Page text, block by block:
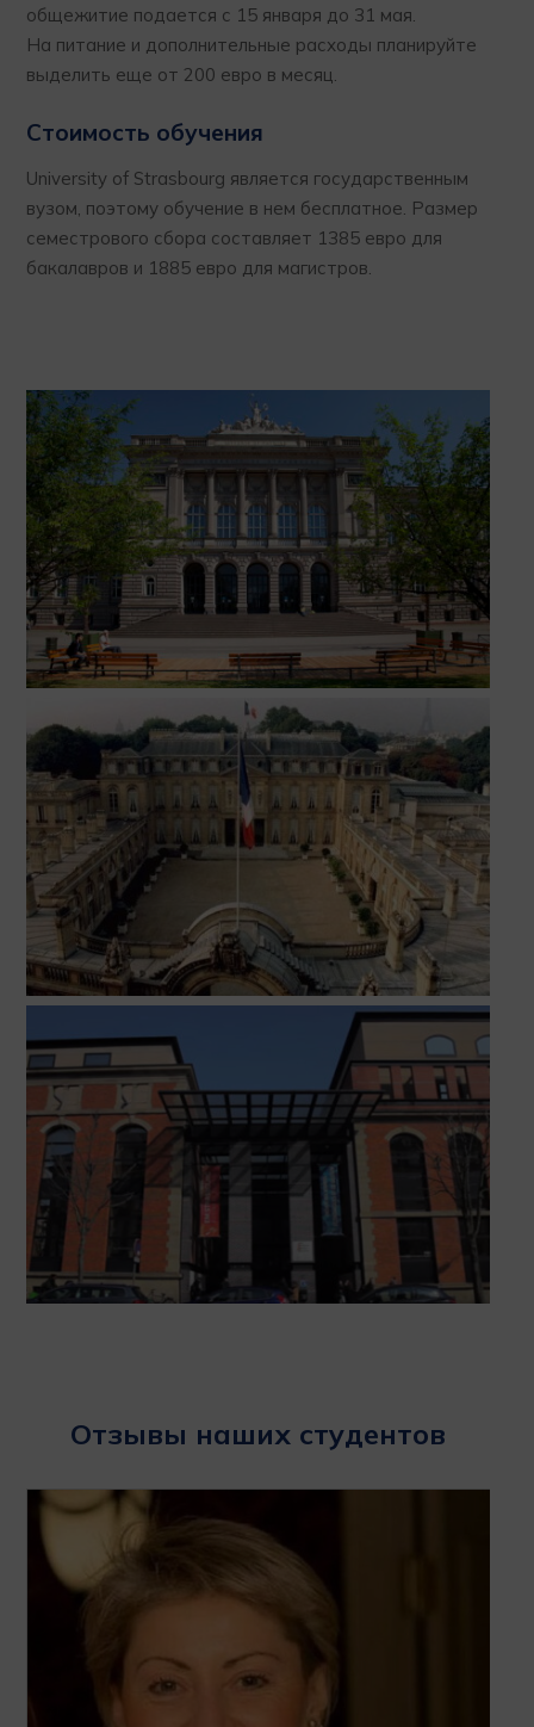
общежитие подается с 15 января до 31 мая.
На питание и дополнительные расходы планируйте
выделить еще от 200 евро в месяц.
Стоимость обучения
University of Strasbourg является государственным
вузом, поэтому обучение в нем бесплатное. Размер
семестрового сбора составляет 1385 евро для
бакалавров и 1885 евро для магистров.
Отзывы наших студентов